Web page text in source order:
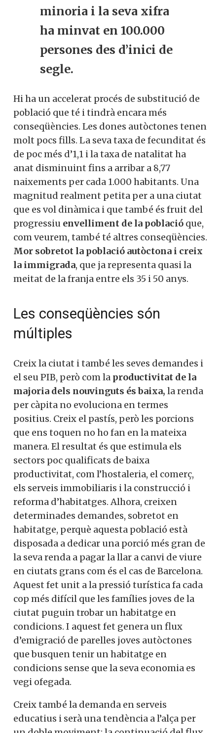
minoria i la seva xifra
ha minvat en 100.000
persones des d’inici de
segle.
Hi ha un accelerat procés de substitució de
població que té i tindrà encara més
conseqüències. Les dones autòctones tenen
molt pocs fills. La seva taxa de fecunditat és
de poc més d’1,1 i la taxa de natalitat ha
anat disminuint fins a arribar a 8,77
naixements per cada 1.000 habitants. Una
magnitud realment petita per a una ciutat
que es vol dinàmica i que també és fruit del
progressiu envelliment de la població que,
com veurem, també té altres conseqüències.
Mor sobretot la població autòctona i creix
la immigrada, que ja representa quasi la
meitat de la franja entre els 35 i 50 anys.
Les conseqüències són
múltiples
Creix la ciutat i també les seves demandes i
el seu PIB, però com la productivitat de la
majoria dels nouvinguts és baixa, la renda
per càpita no evoluciona en termes
positius. Creix el pastís, però les porcions
que ens toquen no ho fan en la mateixa
manera. El resultat és que estimula els
sectors poc qualificats de baixa
productivitat, com l’hostaleria, el comerç,
els serveis immobiliaris i la construcció i
reforma d’habitatges. Alhora, creixen
determinades demandes, sobretot en
habitatge, perquè aquesta població està
disposada a dedicar una porció més gran de
la seva renda a pagar la llar a canvi de viure
en ciutats grans com és el cas de Barcelona.
Aquest fet unit a la pressió turística fa cada
cop més difícil que les famílies joves de la
ciutat puguin trobar un habitatge en
condicions. I aquest fet genera un flux
d’emigració de parelles joves autòctones
que busquen tenir un habitatge en
condicions sense que la seva economia es
vegi ofegada.
Creix també la demanda en serveis
educatius i serà una tendència a l’alça per